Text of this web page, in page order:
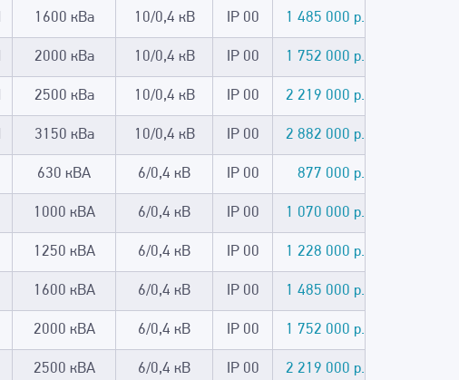
1600 кВа 10/0,4 кВ IP 00 1 485 000 р.
2000 кВа 10/0,4 кВ IP 00 1 752 000 р.
2500 кВа 10/0,4 кВ IP 00 2 219 000 р.
3150 кВа 10/0,4 кВ IP 00 2 882 000 р.
630 кВА 6/0,4 кВ IP 00 877 000 р.
1000 кВА 6/0,4 кВ IP 00 1 070 000 р.
1250 кВА 6/0,4 кВ IP 00 1 228 000 р.
1600 кВА 6/0,4 кВ IP 00 1 485 000 р.
2000 кВА 6/0,4 кВ IP 00 1 752 000 р.
2500 кВА 6/0,4 кВ IP 00 2 219 000 р.